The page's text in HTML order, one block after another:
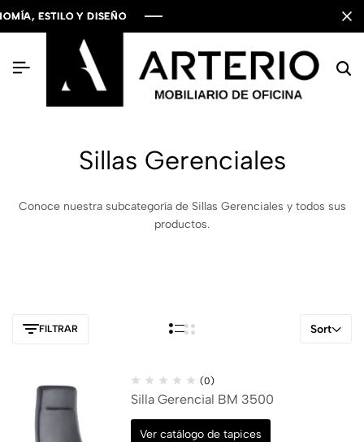
ESTILO Y DISEÑO
ESTILO Y DISEÑO
ESTILO Y DISEÑO
Sillas Gerenciales
Conoce nuestra subcategoría de Sillas Gerenciales y todos sus
productos.
FILTRAR Sort
(0)
Silla Gerencial BM 3500
Ver catálogo de tapices